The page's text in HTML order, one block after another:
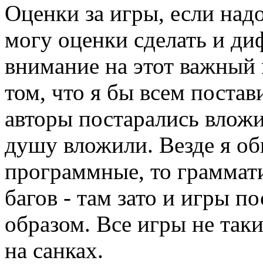
Оценки за игры, если
могу оценки сделать и
внимание на этот
том, что я бы всем
авторы постарались
душу вложили. Везде я
программные, то
багов - там зато и игры
образом. Все игры не
на санках.